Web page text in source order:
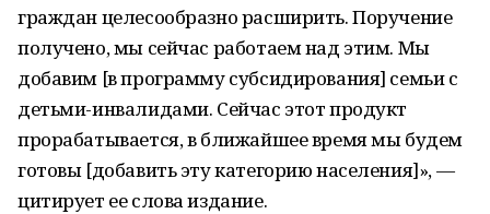
граждан целесообразно расширить. Поручение
получено, мы сейчас работаем над этим. Мы
добавим [в программу субсидирования] семьи с
детьми-инвалидами. Сейчас этот продукт
прорабатывается, в ближайшее время мы будем
готовы [добавить эту категорию населения]», —
цитирует ее слова издание.